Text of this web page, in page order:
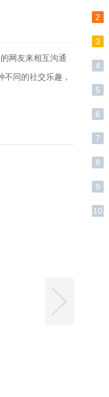
网友来相互沟通
同的社交乐趣，
2
3
4
5
6
7
8
9
10